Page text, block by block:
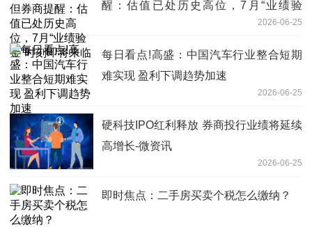
醒：估值已处历史高位，7月“业绩验
2026-06-25
每日看点!高盛：中国汽车行业整合短期
难实现 盈利下调趋势加速
2026-06-25
硬科技IPO红利释放 券商投行业绩将延续
高增长-微资讯
2026-06-25
即时焦点：二手房买卖个税怎么缴纳？